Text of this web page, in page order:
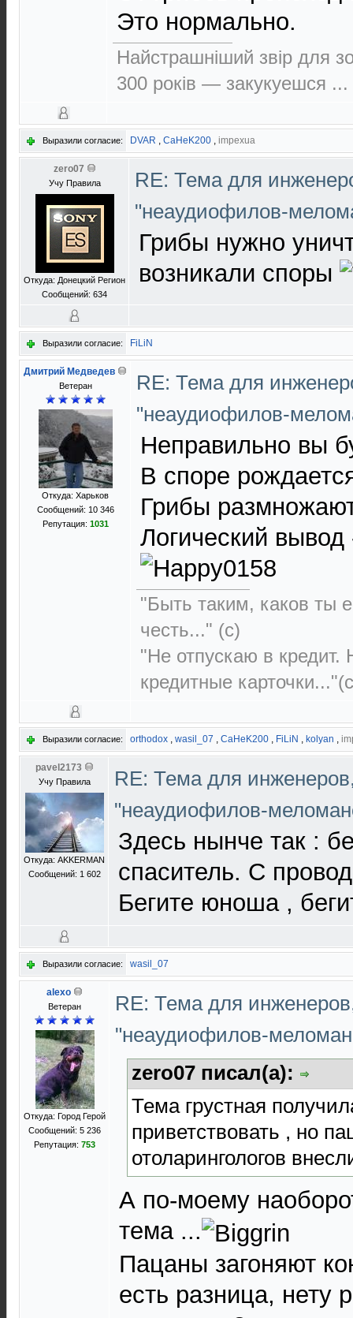
Это нормально.
Найстрашнiший звiр для
300 рокiв — закукуешся ...
Выразили согласие: DVAR , CaHeK200 , impexua
zero07
Учу Правила
Откуда: Донецкий Регион
Сообщений: 634
RE: Тема для
"неаудиофилов-
Грибы нужно
возникали споры
Выразили согласие: FiLiN
Дмитрий Медведев
Ветеран
Откуда: Харьков
Сообщений: 10 346
Репутация: 1031
RE: Тема для
"неаудиофилов-
Неправильно вы
В споре
Грибы
Логический
"Быть таким, каков ты
честь..." (c)
"Не отпускаю в
кредитные
Выразили согласие: orthodox , wasil_07 , CaHeK200 , FiLiN , kolyan ,
pavel2173
Учу Правила
Откуда: АKKERMAN
Сообщений: 1 602
RE: Тема для
"неаудиофилов-
Здесь нынче так :
спаситель. С
Бегите юноша ,
Выразили согласие: wasil_07
alexo
Ветеран
Откуда: Город Герой
Сообщений: 5 236
Репутация: 753
RE: Тема для
"неаудиофилов-
zero07 писал(а):
Тема грустная
приветствовать , но
отоларингологов
А по-моему
тема ...
Пацаны загоняют
есть разница, нету